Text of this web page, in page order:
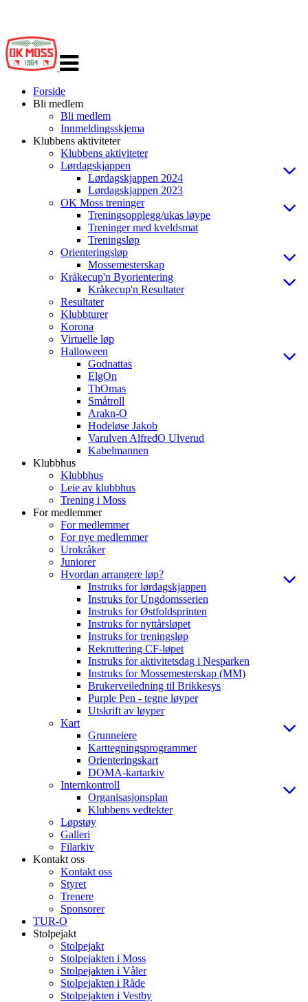
navigasjon
Forside
Bli medlem
Bli medlem
Innmeldingsskjema
Klubbens aktiviteter
Klubbens aktiviteter
Lørdagskjappen
Lørdagskjappen 2024
Lørdagskjappen 2023
OK Moss treninger
Treningsopplegg/ukas løype
Treninger med kveldsmat
Treningsløp
Orienteringsløp
Mossemesterskap
Kråkecup'n Byorientering
Kråkecup'n Resultater
Resultater
Klubbturer
Korona
Virtuelle løp
Halloween
Godnattas
ElgOn
ThOmas
Småtroll
Arakn-O
Hodeløse Jakob
Varulven AlfredO Ulverud
Kabelmannen
Klubbhus
Klubbhus
Leie av klubbhus
Trening i Moss
For medlemmer
For medlemmer
For nye medlemmer
Urokråker
Juniorer
Hvordan arrangere løp?
Instruks for lørdagskjappen
Instruks for Ungdomsserien
Instruks for Østfoldsprinten
Instruks for nyttårsløpet
Instruks for treningsløp
Rekruttering CF-løpet
Instruks for aktivitetsdag i Nesparken
Instruks for Mossemesterskap (MM)
Brukerveiledning til Brikkesys
Purple Pen - tegne løyper
Utskrift av løyper
Kart
Grunneiere
Karttegningsprogrammer
Orienteringskart
DOMA-kartarkiv
Internkontroll
Organisasjonsplan
Klubbens vedtekter
Løpstøy
Galleri
Filarkiv
Kontakt oss
Kontakt oss
Styret
Trenere
Sponsorer
TUR-O
Stolpejakt
Stolpejakt
Stolpejakten i Moss
Stolpejakten i Våler
Stolpejakten i Råde
Stolpejakten i Vestby